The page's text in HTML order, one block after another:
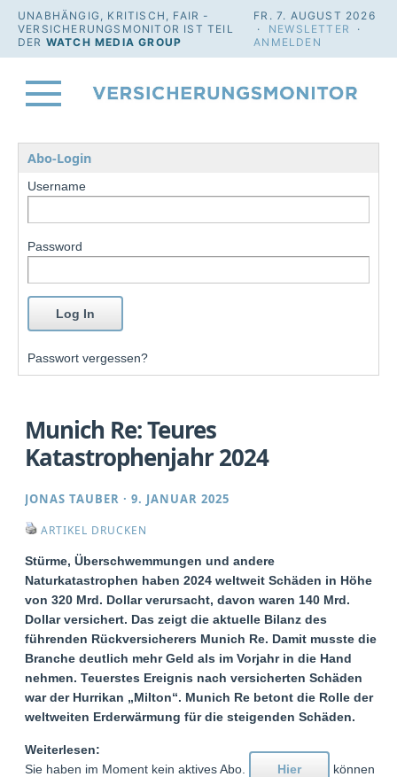
UNABHÄNGIG, KRITISCH, FAIR -
VERSICHERUNGSMONITOR IST TEIL
DER WATCH MEDIA GROUP
FR. 7. AUGUST 2026
· NEWSLETTER
·
ANMELDEN
Abo-Login
Username
Password
Passwort vergessen?
Munich Re: Teures
Katastrophenjahr 2024
JONAS TAUBER ·9. JANUAR 2025
ARTIKEL DRUCKEN
Stürme, Überschwemmungen und andere
Naturkatastrophen haben 2024 weltweit Schäden in Höhe
von 320 Mrd. Dollar verursacht, davon waren 140 Mrd.
Dollar versichert. Das zeigt die aktuelle Bilanz des
führenden Rückversicherers Munich Re. Damit musste die
Branche deutlich mehr Geld als im Vorjahr in die Hand
nehmen. Teuerstes Ereignis nach versicherten Schäden
war der Hurrikan „Milton“. Munich Re betont die Rolle der
weltweiten Erderwärmung für die steigenden Schäden.
Weiterlesen:
Sie haben im Moment kein aktives Abo.
Hier
können